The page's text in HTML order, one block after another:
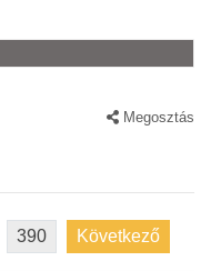
Megosztás
390 Következő